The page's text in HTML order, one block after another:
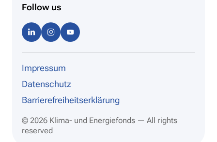
Follow us
Linke
dIn
Instag
ram be
Impressum
Datenschutz
Barrierefreiheitserklärung
© 2026 Klima- und Energiefonds — All rights
reserved